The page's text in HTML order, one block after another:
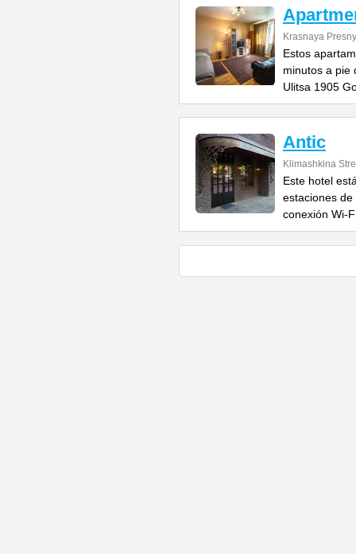
Krasnaya
Estos
minutos a pie
Ulitsa 1905
Antic
Klimashkina
Este hotel
estaciones
conexión Wi-